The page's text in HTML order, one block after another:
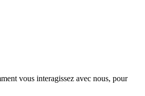
vous interagissez avec nous, pour